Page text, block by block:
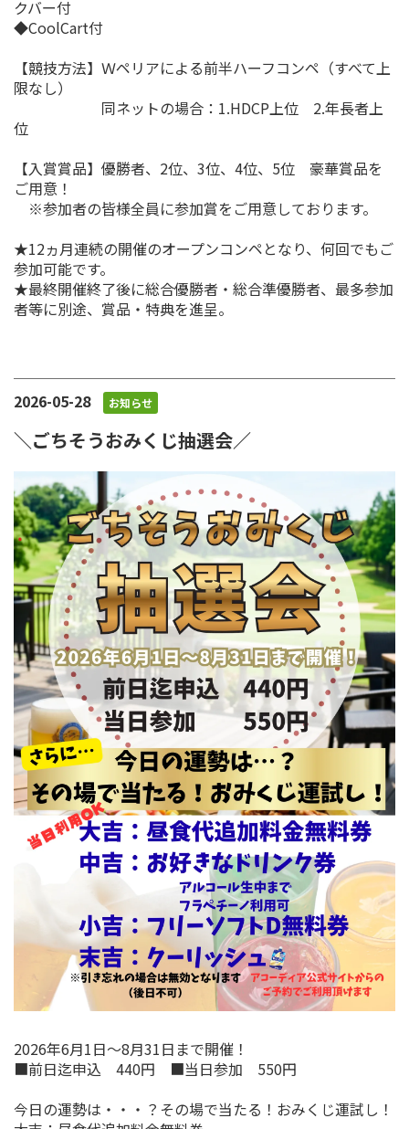
クバー付
◆CoolCart付
【競技方法】Ｗペリアによる前半ハーフコンペ（すべて上
限なし）
同ネットの場合：1.HDCP上位 2.年長者上
位
【入賞賞品】優勝者、2位、3位、4位、5位 豪華賞品を
ご用意！
※参加者の皆様全員に参加賞をご用意しております。
★12ヵ月連続の開催のオープンコンペとなり、何回でもご
参加可能です。
★最終開催終了後に総合優勝者・総合準優勝者、最多参加
者等に別途、賞品・特典を進呈。
2026-05-28 お知らせ
＼ごちそうおみくじ抽選会／
2026年6月1日～8月31日まで開催！
■前日迄申込 440円 ■当日参加 550円
今日の運勢は・・・？その場で当たる！おみくじ運試し！